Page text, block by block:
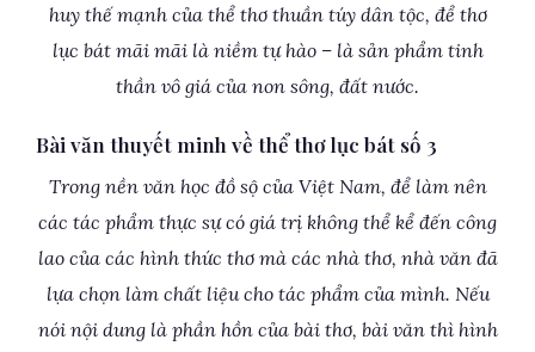
huy thế mạnh của thể thơ thuần túy dân tộc, để thơ
lục bát mãi mãi là niềm tự hào – là sản phẩm tinh
thần vô giá của non sông, đất nước.
Bài văn thuyết minh về thể thơ lục bát số 3
Trong nền văn học đồ sộ của Việt Nam, để làm nên
các tác phẩm thực sự có giá trị không thể kể đến công
lao của các hình thức thơ mà các nhà thơ, nhà văn đã
lựa chọn làm chất liệu cho tác phẩm của mình. Nếu
nói nội dung là phần hồn của bài thơ, bài văn thì hình